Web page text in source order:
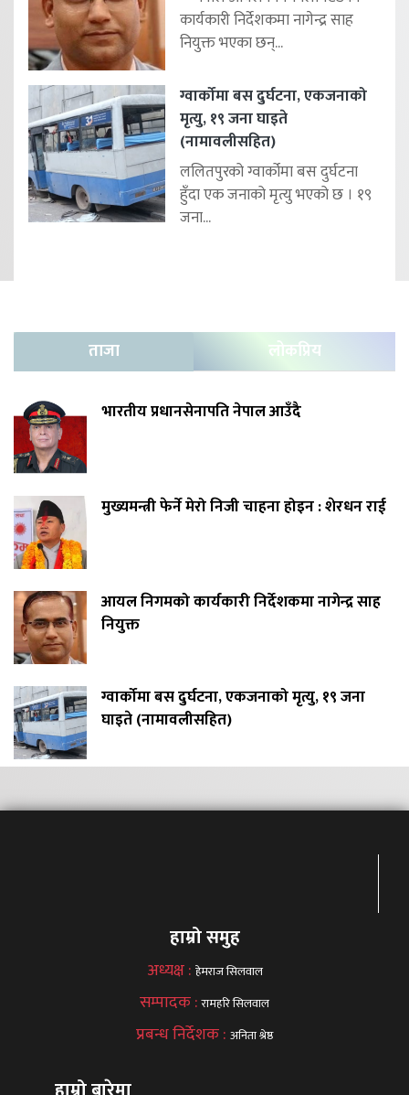
कार्यकारी निर्देशकमा नागेन्द्र साह
नियुक्त भएका छन्...
ग्वार्कोमा बस दुर्घटना, एकजनाको
मृत्यु, १९ जना घाइते
(नामावलीसहित)
ललितपुरको ग्वार्कोमा बस दुर्घटना
हुँदा एक जनाको मृत्यु भएको छ । १९
जना...
ताजा लोकप्रिय
भारतीय प्रधानसेनापति नेपाल आउँदै
मुख्यमन्त्री फेर्ने मेरो निजी चाहना होइन : शेरधन राई
आयल निगमको कार्यकारी निर्देशकमा नागेन्द्र साह
नियुक्त
ग्वार्कोमा बस दुर्घटना, एकजनाको मृत्यु, १९ जना
घाइते (नामावलीसहित)
हाम्रो समुह
अध्यक्ष : हेमराज सिलवाल
सम्पादक :रामहरि सिलवाल
प्रबन्ध निर्देशक : अनिता श्रेष्ठ